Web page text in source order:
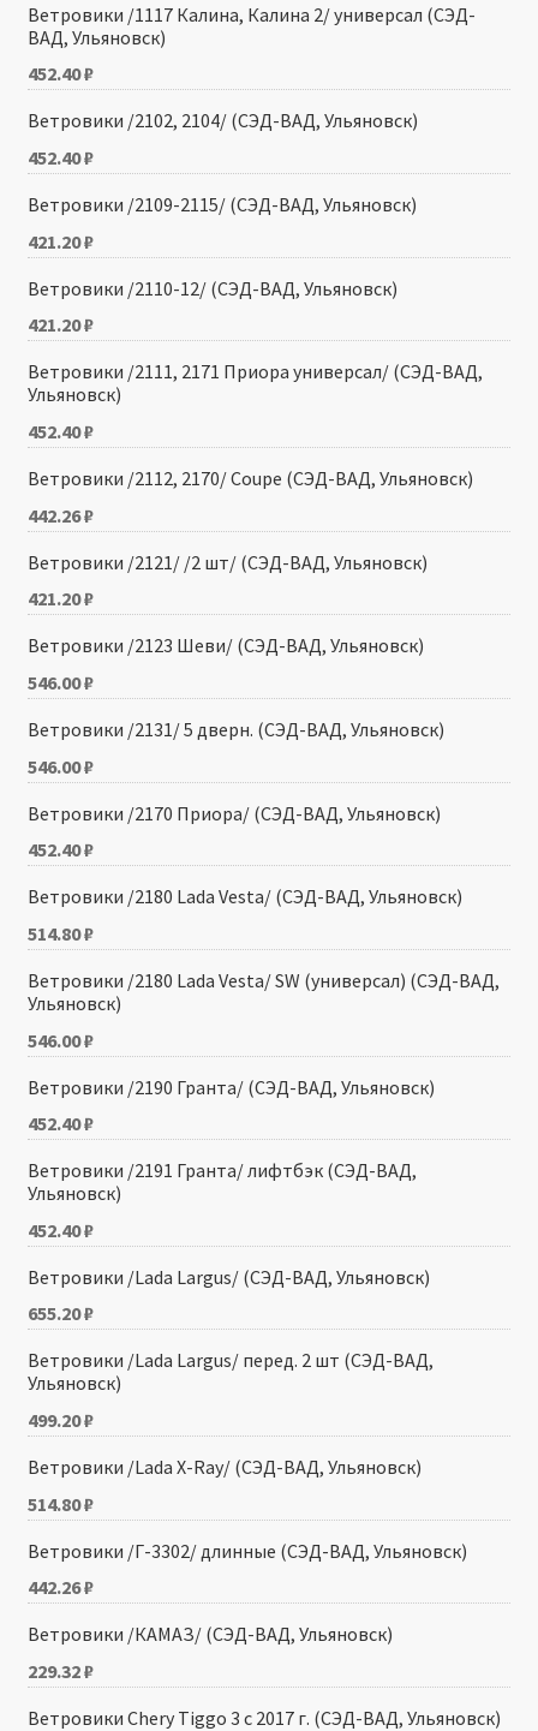
Ветровики /1117 Калина, Калина 2/ универсал (СЭД-
ВАД, Ульяновск)
452.40₽
Ветровики /2102, 2104/ (СЭД-ВАД, Ульяновск)
452.40₽
Ветровики /2109-2115/ (СЭД-ВАД, Ульяновск)
421.20₽
Ветровики /2110-12/ (СЭД-ВАД, Ульяновск)
421.20₽
Ветровики /2111, 2171 Приора универсал/ (СЭД-ВАД,
Ульяновск)
452.40₽
Ветровики /2112, 2170/ Coupe (СЭД-ВАД, Ульяновск)
442.26₽
Ветровики /2121/ /2 шт/ (СЭД-ВАД, Ульяновск)
421.20₽
Ветровики /2123 Шеви/ (СЭД-ВАД, Ульяновск)
546.00₽
Ветровики /2131/ 5 дверн. (СЭД-ВАД, Ульяновск)
546.00₽
Ветровики /2170 Приора/ (СЭД-ВАД, Ульяновск)
452.40₽
Ветровики /2180 Lada Vesta/ (СЭД-ВАД, Ульяновск)
514.80₽
Ветровики /2180 Lada Vesta/ SW (универсал) (СЭД-ВАД,
Ульяновск)
546.00₽
Ветровики /2190 Гранта/ (СЭД-ВАД, Ульяновск)
452.40₽
Ветровики /2191 Гранта/ лифтбэк (СЭД-ВАД,
Ульяновск)
452.40₽
Ветровики /Lada Largus/ (СЭД-ВАД, Ульяновск)
655.20₽
Ветровики /Lada Largus/ перед. 2 шт (СЭД-ВАД,
Ульяновск)
499.20₽
Ветровики /Lada X-Ray/ (СЭД-ВАД, Ульяновск)
514.80₽
Ветровики /Г-3302/ длинные (СЭД-ВАД, Ульяновск)
442.26₽
Ветровики /КАМАЗ/ (СЭД-ВАД, Ульяновск)
229.32₽
Ветровики Chery Tiggo 3 с 2017 г. (СЭД-ВАД, Ульяновск)